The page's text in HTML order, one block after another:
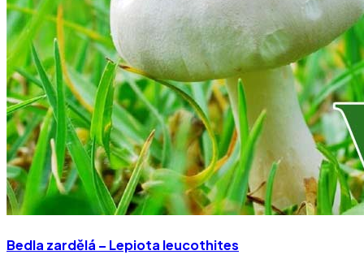
Bedla zardělá – Lepiota leucothites